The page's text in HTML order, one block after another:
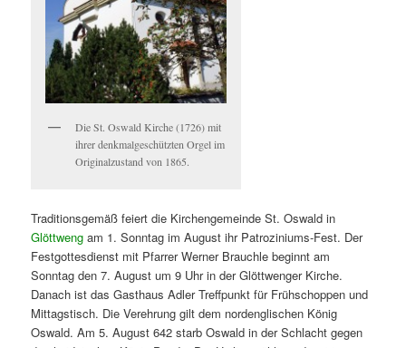
Die St. Oswald Kirche (1726) mit
ihrer denkmalgeschützten Orgel im
Originalzustand von 1865.
Traditionsgemäß feiert die Kirchengemeinde St. Oswald in
Glöttweng am 1. Sonntag im August ihr Patroziniums-Fest. Der
Festgottesdienst mit Pfarrer Werner Brauchle beginnt am
Sonntag den 7. August um 9 Uhr in der Glöttwenger Kirche.
Danach ist das Gasthaus Adler Treffpunkt für Frühschoppen und
Mittagstisch. Die Verehrung gilt dem nordenglischen König
Oswald. Am 5. August 642 starb Oswald in der Schlacht gegen